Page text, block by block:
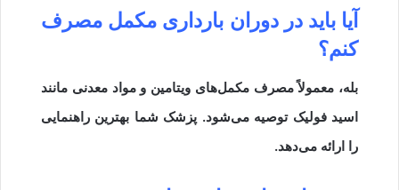
آیا باید در دوران بارداری مکمل مصرف
کنم؟
بله، معمولاً مصرف مکمل‌های ویتامین و مواد معدنی مانند
اسید فولیک توصیه می‌شود. پزشک شما بهترین راهنمایی
را ارائه می‌دهد.